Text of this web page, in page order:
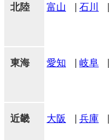
北陸 富山 石川
東海 愛知 岐阜
近畿 大阪 兵庫